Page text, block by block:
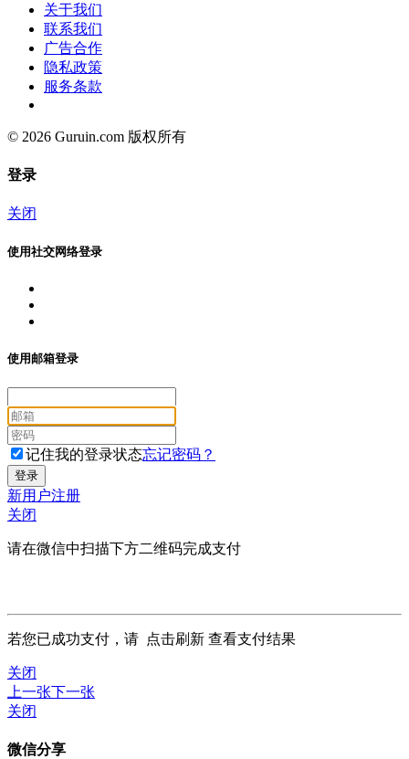
关于我们
联系我们
广告合作
隐私政策
服务条款
© 2026 Guruin.com 版权所有
登录
关闭
使用社交网络登录
使用邮箱登录
记住我的登录状态忘记密码？
新用户注册
关闭
请在微信中扫描下方二维码完成支付
若您已成功支付，请 点击刷新 查看支付结果
关闭
上一张下一张
关闭
微信分享